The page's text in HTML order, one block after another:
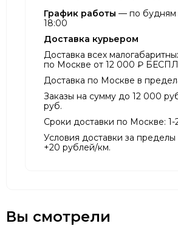
График работы — по будням
18:00
Доставка курьером
Доставка всех
по Москве от 12 000 ₽
Доставка по Москве в
Заказы на сумму до 12 000
руб.
Сроки доставки по Москве: 1-
Условия доставки за
+20 рублей/км.
Вы смотрели